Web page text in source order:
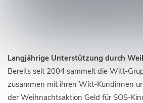
Langjährige Unterstützung durch
Bereits seit 2004 sammelt die Witt-
zusammen mit ihren Witt-Kundinnen
der Weihnachtsaktion Geld für SOS-